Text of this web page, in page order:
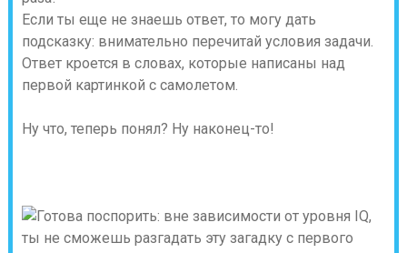
Если ты еще не знаешь ответ, то могу дать
подсказку: внимательно перечитай условия задачи.
Ответ кроется в словах, которые написаны над
первой картинкой с самолетом.
Ну что, теперь понял? Ну наконец-то!